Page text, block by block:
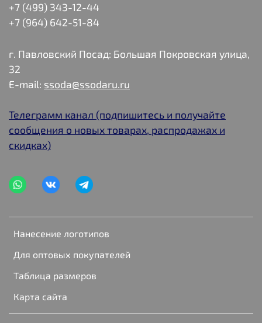
Нанесение логотипов
Для оптовых покупателей
Таблица размеров
Карта сайта
+7 (499) 343-12-44
+7 (964) 642-51-84
г. Павловский Посад: Большая Покровская улица,
32
E-mail: ssoda@ssodaru.ru
Телеграмм канал (подпишитесь и получайте
сообщения о новых товарах, распродажах и
скидках)